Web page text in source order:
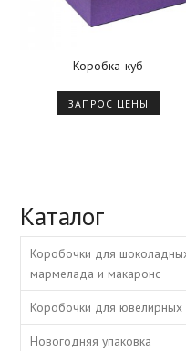
Коробка-куб
ЗАПРОС ЦЕНЫ
Каталог
Коробочки для
мармелада и макаронс
Коробочки для ювелирных
Новогодняя упаковка